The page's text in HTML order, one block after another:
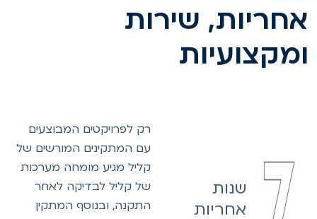
שירות
שנות
אחריות
רק לפרויקטים המבוצעים
עם המתקינים המורשים של
קליל מגיע מומחה מערכות
של קליל לבדיקה לאחר
התקנה, ובנוסף המתקין